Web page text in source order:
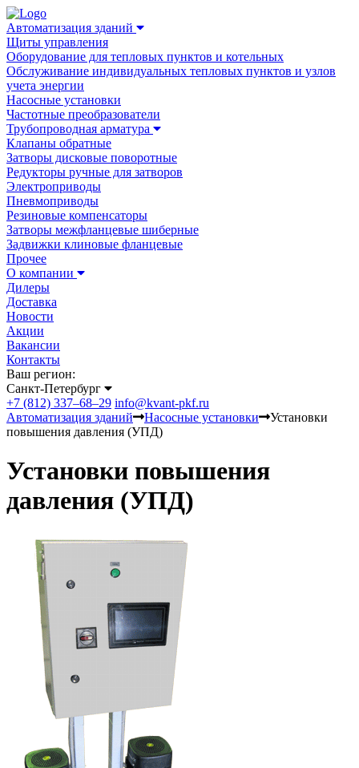
Автоматизация зданий
Щиты управления
Оборудование для тепловых пунктов и котельных
Обслуживание индивидуальных тепловых пунктов и узлов
учета энергии
Насосные установки
Частотные преобразователи
Трубопроводная арматура
Клапаны обратные
Затворы дисковые поворотные
Редукторы ручные для затворов
Электроприводы
Пневмоприводы
Резиновые компенсаторы
Затворы межфланцевые шиберные
Задвижки клиновые фланцевые
Прочее
О компании
Дилеры
Доставка
Новости
Акции
Вакансии
Контакты
Ваш регион:
Санкт-Петербург
+7 (812) 337–68–29 info@kvant-pkf.ru
Автоматизация зданий
Насосные установки
Установки
повышения давления (УПД)
Установки повышения
давления (УПД)